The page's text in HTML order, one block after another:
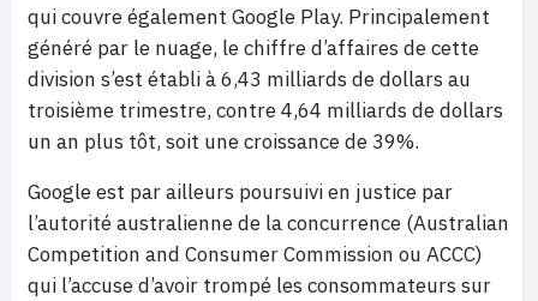
qui couvre également Google Play. Principalement
généré par le nuage, le chiffre d’affaires de cette
division s’est établi à 6,43 milliards de dollars au
troisième trimestre, contre 4,64 milliards de dollars
un an plus tôt, soit une croissance de 39%.
Google est par ailleurs poursuivi en justice par
l’autorité australienne de la concurrence (Australian
Competition and Consumer Commission ou ACCC)
qui l’accuse d’avoir trompé les consommateurs sur